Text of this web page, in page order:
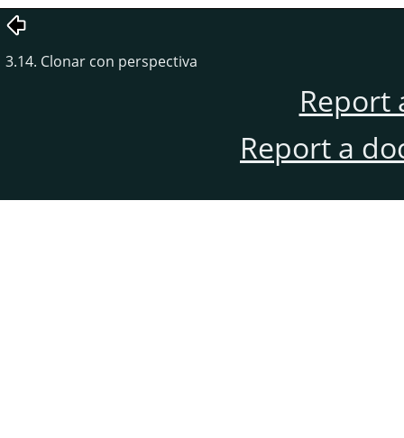
3.14. Clonar con perspectiva
Report
Report a